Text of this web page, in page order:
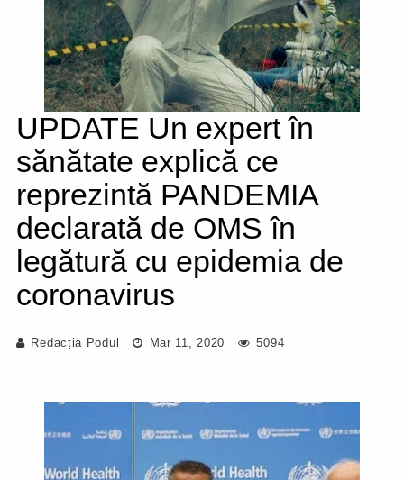
UPDATE Un expert în
sănătate explică ce
reprezintă PANDEMIA
declarată de OMS în
legătură cu epidemia de
coronavirus
Redacția Podul Mar 11, 2020 5094